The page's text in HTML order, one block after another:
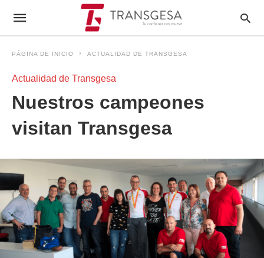
PÁGINA DE INICIO ACTUALIDAD DE TRANSGESA
Actualidad de Transgesa
Nuestros campeones
visitan Transgesa